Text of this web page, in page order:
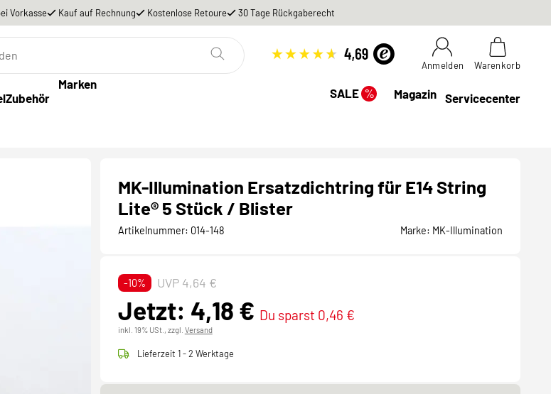
Vorkasse Kauf auf Rechnung Kostenlose Retoure 30 Tage Rückgaberecht
Anmelden Warenkorb
Zubehör
Marken
SALE% Magazin Servicecenter
MK-Illumination Ersatzdichtring für E14 String
Lite® 5 Stück / Blister
Artikelnummer: 014-148 Marke: MK-Illumination
-10% UVP 4,64 €
Jetzt: 4,18 € Du sparst 0,46 €
inkl. 19% USt., zzgl. Versand
Lieferzeit 1 - 2 Werktage